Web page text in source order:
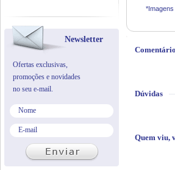
*Imagens
Dúvidas
Quem viu,
Newsletter
Ofertas exclusivas,
promoções e novidades
no seu e-mail.